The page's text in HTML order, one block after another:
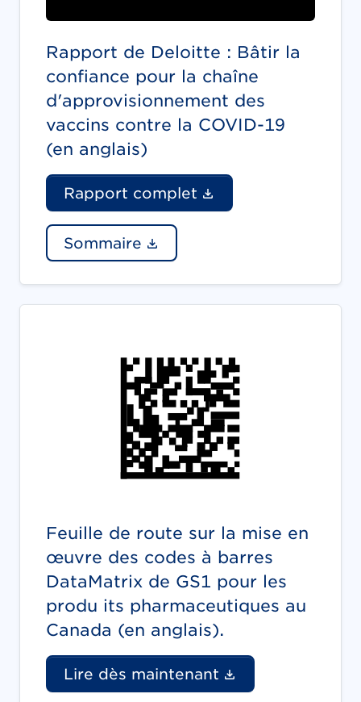
Rapport de Deloitte : Bâtir la
confiance pour la chaîne
d'approvisionnement des
vaccins contre la COVID-19
(en anglais)
Rapport complet
Sommaire
Feuille de route sur la mise en
œuvre des codes à barres
DataMatrix de GS1 pour les
produ its pharmaceutiques au
Canada (en anglais).
Lire dès maintenant